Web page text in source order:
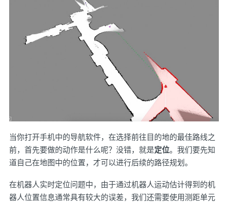
当你打开手机中的导航软件，在选择前往目的地的最佳路线之
前，首先要做的动作是什么呢？没错，就是定位。我们要先知
道自己在地图中的位置，才可以进行后续的路径规划。
在机器人实时定位问题中，由于通过机器人运动估计得到的机
器人位置信息通常具有较大的误差，我们还需要使用测距单元